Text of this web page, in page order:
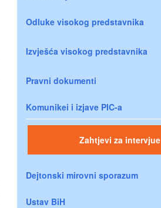
Odluke visokog predstavnika
Izvješća visokog predstavnika
Pravni dokumenti
Komunikei i izjave PIC-a
Zahtjevi za intervjue
Dejtonski mirovni sporazum
Ustav BiH